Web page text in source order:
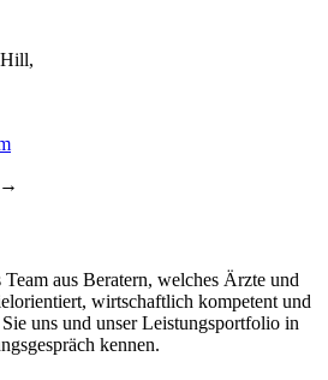
→
aus Beratern, welches Ärzte und
wirtschaftlich kompetent und
uns und unser Leistungsportfolio in
kennen.